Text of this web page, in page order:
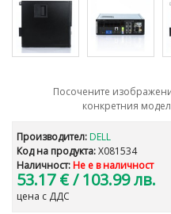
Посочените
конкретния
Производител: DELL
Код на продукта:X081534
Наличност: Не е в наличност
53.17 €/ 103.99 лв.
цена с ДДС